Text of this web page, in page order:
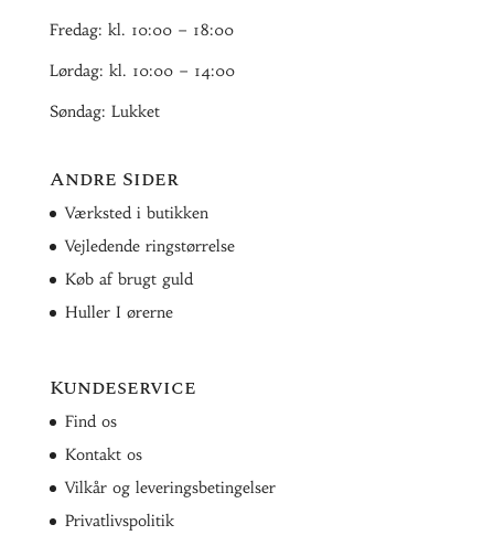
Fredag: kl. 10:00 – 18:00
Lørdag: kl. 10:00 – 14:00
Søndag: Lukket
Andre Sider
Værksted i butikken
Vejledende ringstørrelse
Køb af brugt guld
Huller I ørerne
Kundeservice
Find os
Kontakt os
Vilkår og leveringsbetingelser
Privatlivspolitik